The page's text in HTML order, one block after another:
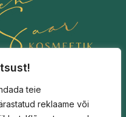
teie
reklaame või